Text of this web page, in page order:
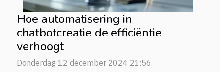
Hoe automatisering in
chatbotcreatie de efficiëntie
verhoogt
Donderdag 12 december 2024 21:56